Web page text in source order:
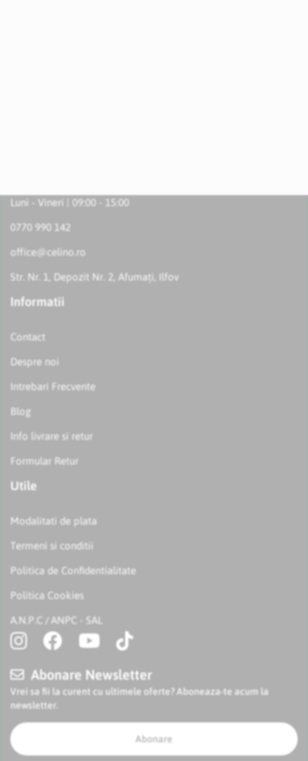
Luni - Vineri | 09:00 - 15:00
0770 990 142
office@celino.ro
Str. Nr. 1, Depozit Nr. 2, Afumați, Ilfov
Informatii
Contact
Despre noi
Intrebari Frecvente
Blog
Info livrare si retur
Formular Retur
Utile
Modalitati de plata
Termeni si conditii
Politica de Confidentialitate
Politica Cookies
A.N.P.C / ANPC - SAL
Abonare Newsletter
Vrei sa fii la curent cu ultimele oferte? Aboneaza-te acum la
newsletter.
Abonare